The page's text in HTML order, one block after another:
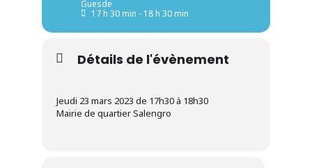
Guesde
17 h 30 min - 18 h 30 min
Détails de l'évènement
Jeudi 23 mars 2023 de 17h30 à 18h30
Mairie de quartier Salengro